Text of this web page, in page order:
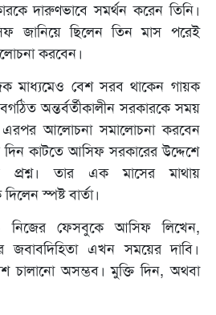
দারুণভাবে সমর্থন করেন তিনি।
জানিয়ে ছিলেন তিন মাস পরেই
করবেন।
মাধ্যমেও বেশ সরব থাকেন গায়ক
অন্তর্বর্তীকালীন সরকারকে সময়
এরপর আলোচনা সমালোচনা করবেন
কাটতে আসিফ সরকারের উদ্দেশে
প্রশ্ন। তার এক মাসের মাথায়
স্পষ্ট বার্তা।
নিজের ফেসবুকে আসিফ লিখেন,
জবাবদিহিতা এখন সময়ের দাবি।
চালানো অসম্ভব। মুক্তি দিন, অথবা